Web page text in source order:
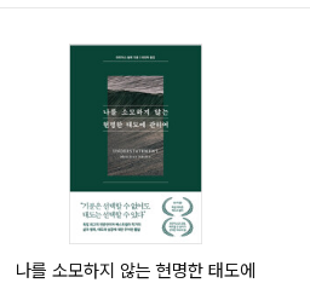
나를 소모하지 않는 현명한 태도에